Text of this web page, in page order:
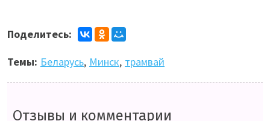
Поделитесь:
Темы: Беларусь, Минск, трамвай
Отзывы и комментарии